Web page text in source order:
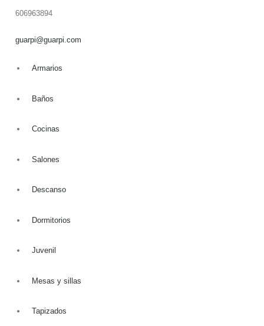
606963894
guarpi@guarpi.com
Armarios
Baños
Cocinas
Salones
Descanso
Dormitorios
Juvenil
Mesas y sillas
Tapizados
Empresa
Catálogo
Ofertas